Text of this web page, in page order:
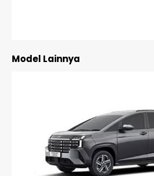
Model Lainnya